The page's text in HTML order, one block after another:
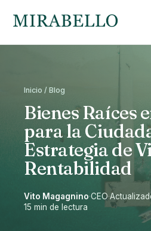
Inicio / Blog
Bienes Raíces
para la
Estrategia de
Rentabilidad
Vito Magagnino·CEO·
15 min de lectura